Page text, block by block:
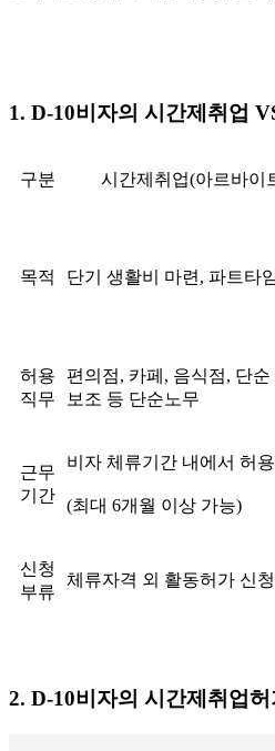
1. D-10비자의 시간제취업
구분 시간제취업(아르바이
목적 단기 생활비 마련, 파트타
허용
직무
편의점, 카페, 음식점, 단순
보조 등 단순노무
근무
기간
비자 체류기간 내에서 허용
(최대 6개월 이상 가능)
신청
부류
체류자격 외 활동허가 신청
2. D-10비자의 시간제취업